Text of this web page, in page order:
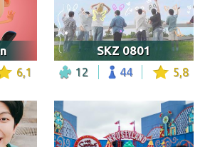
6,1
SKZ 0801
12 44 5,8